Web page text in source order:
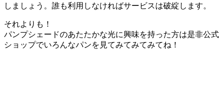
しましょう。誰も利用しなければサービスは破綻します。
それよりも！
パンプシェードのあたたかな光に興味を持った方は是非公式
ショップでいろんなパンを見てみてみてみてね！